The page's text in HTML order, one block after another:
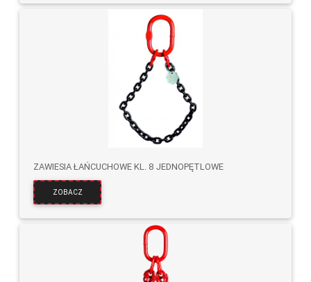
ZAWIESIA ŁAŃCUCHOWE KL. 8 JEDNOPĘTLOWE
ZOBACZ